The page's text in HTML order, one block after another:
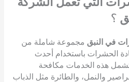
؟
في النبق مجموعة شاملة من
الحشرات باستخدام أحدث
تشمل هذه الخدمات مكافحة
والنمل، والطائرة مثل الذباب